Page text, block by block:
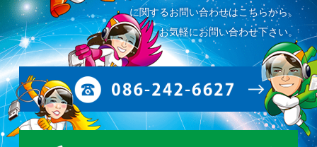
に関するお問い合わせはこちらから。
お気軽にお問い合わせ下さい。